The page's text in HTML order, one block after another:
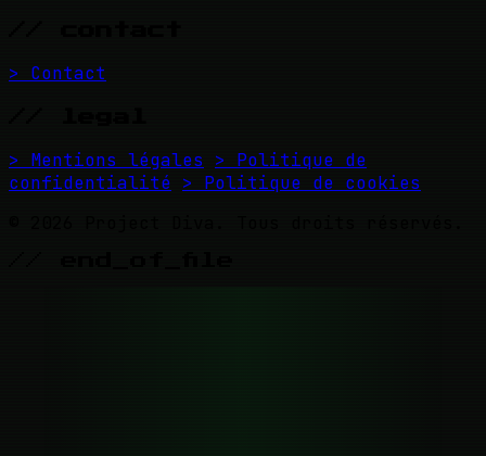
> Contact
> Mentions légales
> Politique de
confidentialité > Politique de cookies